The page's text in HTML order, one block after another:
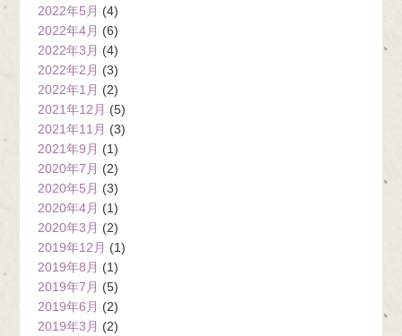
2022年5月 (4)
2022年4月 (6)
2022年3月 (4)
2022年2月 (3)
2022年1月 (2)
2021年12月 (5)
2021年11月 (3)
2021年9月 (1)
2020年7月 (2)
2020年5月 (3)
2020年4月 (1)
2020年3月 (2)
2019年12月 (1)
2019年8月 (1)
2019年7月 (5)
2019年6月 (2)
2019年3月 (2)